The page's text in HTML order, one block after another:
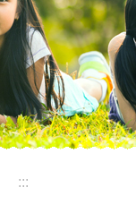
:::